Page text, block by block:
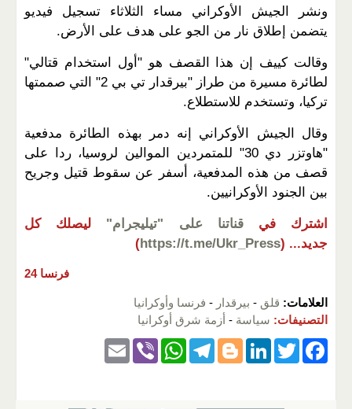
ونشر الجيش الأوكراني مساء الثلاثاء تسجيل فيديو
يتضمن إطلاق نار من الجو على هدف على الأرض.
وقالت كييف إن هذا القصف هو "أول استخدام قتالي"
لطائرة مسيرة من طراز "بيرقدار تي بي 2" التي صممتها
تركيا، وتستخدم للاستطلاع.
وقال الجيش الأوكراني إنه دمر بهذه الطائرة مدفعية
"هاوتزر دي 30" للمتمردين الموالين لروسيا، ردا على
قصف من هذه المدفعية، أسفر عن سقوط قتيل وجريح
بين الجنود الأوكرانيين.
اشترك في قناتنا على "تيليجرام"
ليصلك كل
جديد... (
https://t.me/Ukr_Press
)
فرنسا 24
العلامات: قلق - بيرقدار - فرنسا وأوكرانيا
التصنيفات: سياسة - أزمة شرق أوكرانيا
F
T
Li
Bl
T
W
Vi